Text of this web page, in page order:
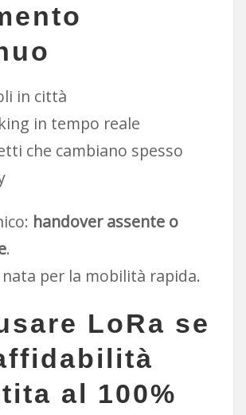
in città
in tempo reale
che cambiano spesso
handover assente o
.
nata per la mobilità rapida.
LoRa se
al 100%